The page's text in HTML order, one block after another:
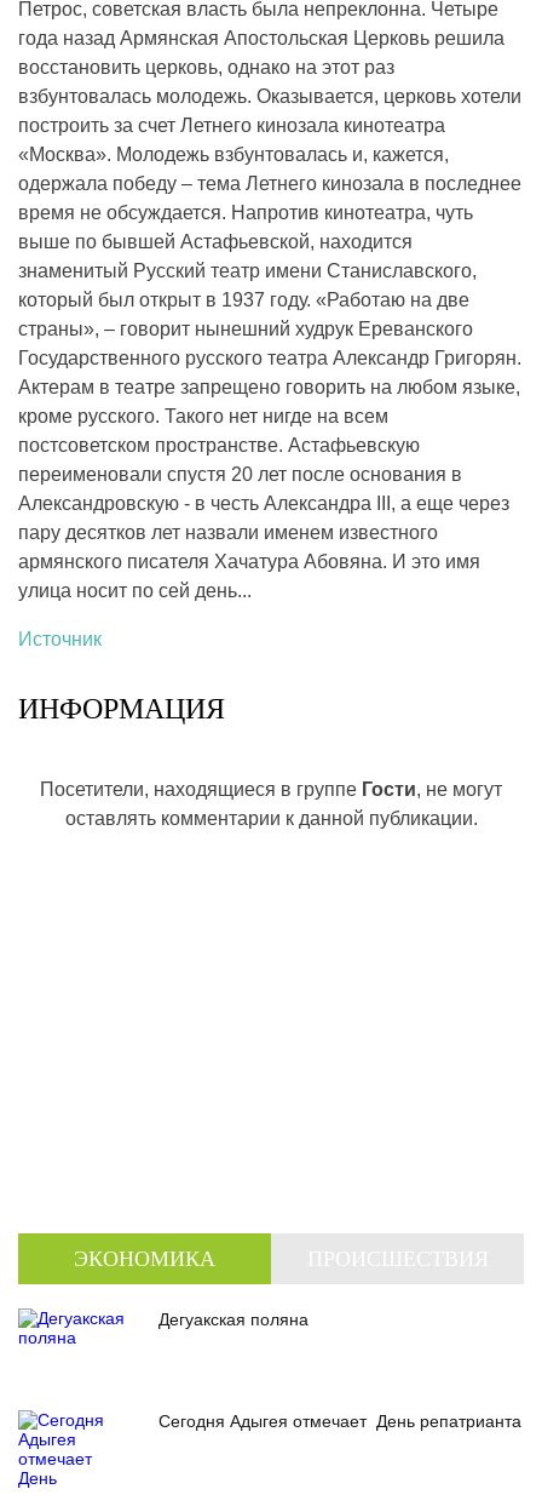
Петрос, советская власть была непреклонна. Четыре
года назад Армянская Апостольская Церковь решила
восстановить церковь, однако на этот раз
взбунтовалась молодежь. Оказывается, церковь хотели
построить за счет Летнего кинозала кинотеатра
«Москва». Молодежь взбунтовалась и, кажется,
одержала победу – тема Летнего кинозала в последнее
время не обсуждается. Напротив кинотеатра, чуть
выше по бывшей Астафьевской, находится
знаменитый Русский театр имени Станиславского,
который был открыт в 1937 году. «Работаю на две
страны», – говорит нынешний худрук Ереванского
Государственного русского театра Александр Григорян.
Актерам в театре запрещено говорить на любом языке,
кроме русского. Такого нет нигде на всем
постсоветском пространстве. Астафьевскую
переименовали спустя 20 лет после основания в
Александровскую - в честь Александра III, а еще через
пару десятков лет назвали именем известного
армянского писателя Хачатура Абовяна. И это имя
улица носит по сей день...
Источник
ИНФОРМАЦИЯ
Посетители, находящиеся в группе Гости, не могут
оставлять комментарии к данной публикации.
ЭКОНОМИКА
Дегуакская поляна
Сегодня Адыгея отмечает День репатрианта